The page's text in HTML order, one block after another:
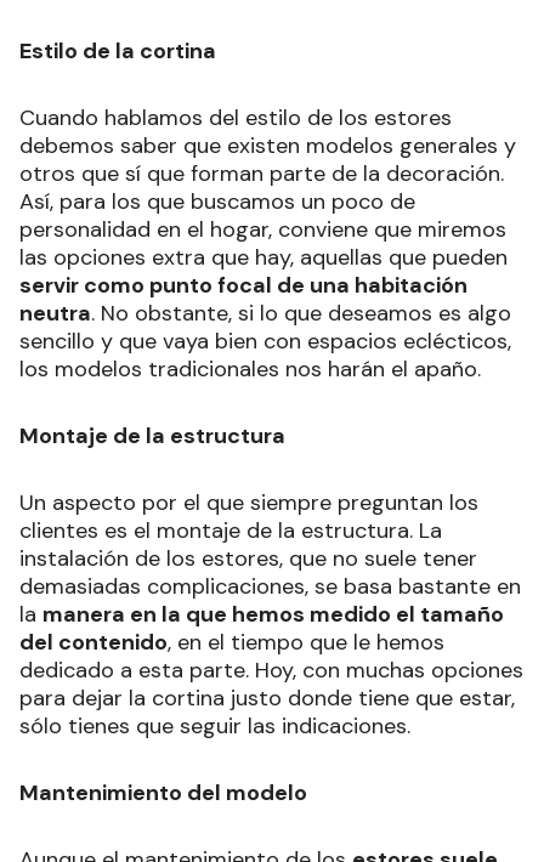
Estilo de la cortina
Cuando hablamos del estilo de los estores
debemos saber que existen modelos generales y
otros que sí que forman parte de la decoración.
Así, para los que buscamos un poco de
personalidad en el hogar, conviene que miremos
las opciones extra que hay, aquellas que pueden
servir como punto focal de una habitación
neutra. No obstante, si lo que deseamos es algo
sencillo y que vaya bien con espacios eclécticos,
los modelos tradicionales nos harán el apaño.
Montaje de la estructura
Un aspecto por el que siempre preguntan los
clientes es el montaje de la estructura. La
instalación de los estores, que no suele tener
demasiadas complicaciones, se basa bastante en
la manera en la que hemos medido el tamaño
del contenido, en el tiempo que le hemos
dedicado a esta parte. Hoy, con muchas opciones
para dejar la cortina justo donde tiene que estar,
sólo tienes que seguir las indicaciones.
Mantenimiento del modelo